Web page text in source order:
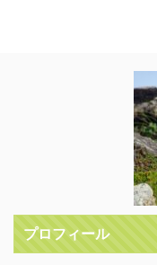
プロフィール